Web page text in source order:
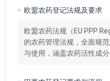
欧盟农药登记法规及要求
欧盟农药法规（EU PPP
的农药管理法规，全面规
与使用，涵盖农药活性成